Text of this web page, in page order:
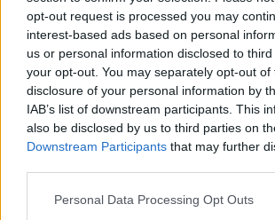
opt-out request is processed you may
interest-based ads based on personal
us or personal information disclosed to
your opt-out. You may separately opt-out of
disclosure of your personal information by
IAB’s list of downstream participants. This
also be disclosed by us to third parties on
Downstream Participants that may further
Personal Data Processing Opt Outs